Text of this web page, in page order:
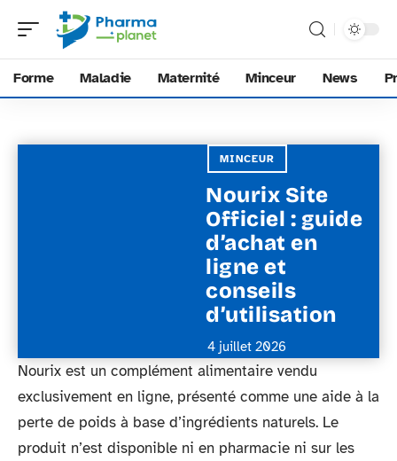
Forme Maladie Maternité Minceur News
MINCEUR
Nourix Site
Officiel : guide
d’achat en
ligne et
conseils
d’utilisation
4 juillet 2026
Nourix est un complément alimentaire vendu
exclusivement en ligne, présenté comme une aide à la
perte de poids à base d’ingrédients naturels. Le
produit n’est disponible ni en pharmacie ni sur les